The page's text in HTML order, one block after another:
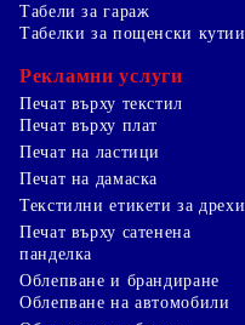
Табели за гараж
Табелки за пощенски кутии
Рекламни услуги
Печат върху текстил
Печат върху плат
Печат на ластици
Печат на дамаска
Текстилни етикети за дрехи
Печат върху сатенена
панделка
Облепване и брандиране
Облепване на автомобили